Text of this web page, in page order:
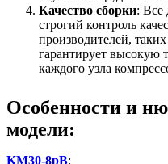
Качество сборки: Все
строгий контроль
производителей,
гарантирует высокую
каждого узла
Особенности и
модели:
KM30-8рВ: